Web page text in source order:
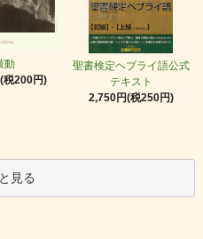
動
税200円)
聖書検定ヘブライ語公式
テキスト
2,750円(税250円)
見る